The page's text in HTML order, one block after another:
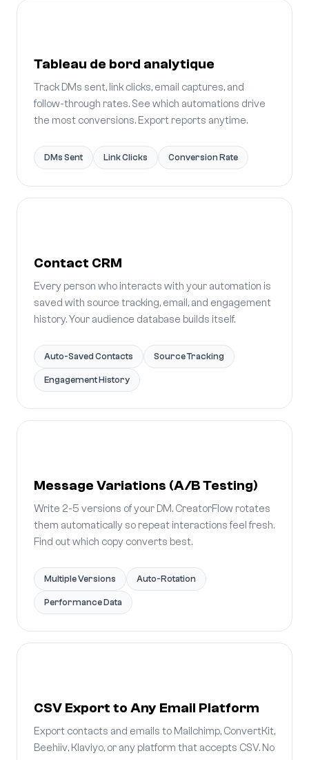
Tableau de bord analytique
Track DMs sent, link clicks, email captures, and
follow-through rates. See which automations drive
the most conversions. Export reports anytime.
DMs Sent Link Clicks Conversion Rate
Contact CRM
Every person who interacts with your automation is
saved with source tracking, email, and engagement
history. Your audience database builds itself.
Auto-Saved Contacts Source Tracking
Engagement History
Message Variations (A/B Testing)
Write 2-5 versions of your DM. CreatorFlow rotates
them automatically so repeat interactions feel fresh.
Find out which copy converts best.
Multiple Versions Auto-Rotation
Performance Data
CSV Export to Any Email Platform
Export contacts and emails to Mailchimp, ConvertKit,
Beehiiv, Klaviyo, or any platform that accepts CSV. No